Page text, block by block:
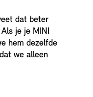
dat beter
je je MINI
hem dezelfde
we alleen